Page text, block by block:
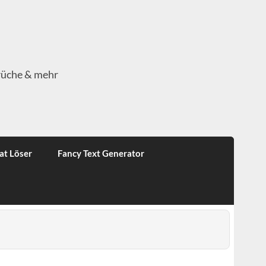
& mehr
Löser Fancy Text Generator